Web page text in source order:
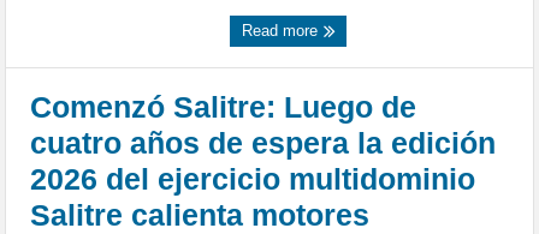
Read more
Comenzó Salitre: Luego de
cuatro años de espera la edición
2026 del ejercicio multidominio
Salitre calienta motores